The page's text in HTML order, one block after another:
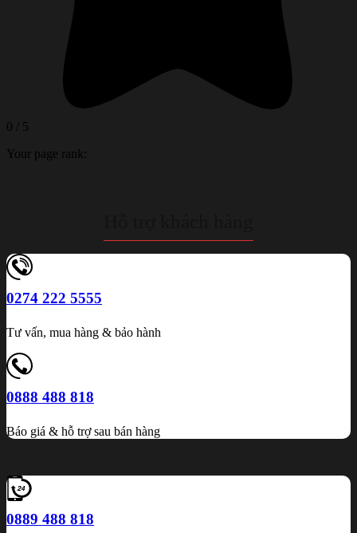
0
5
Your page rank:
0274 222 5555
Tư vấn, mua hàng & bảo hành
0888 488 818
Báo giá & hỗ trợ sau bán hàng
0889 488 818